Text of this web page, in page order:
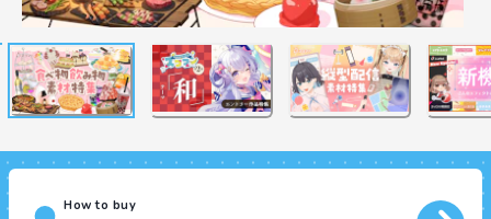
How to buy